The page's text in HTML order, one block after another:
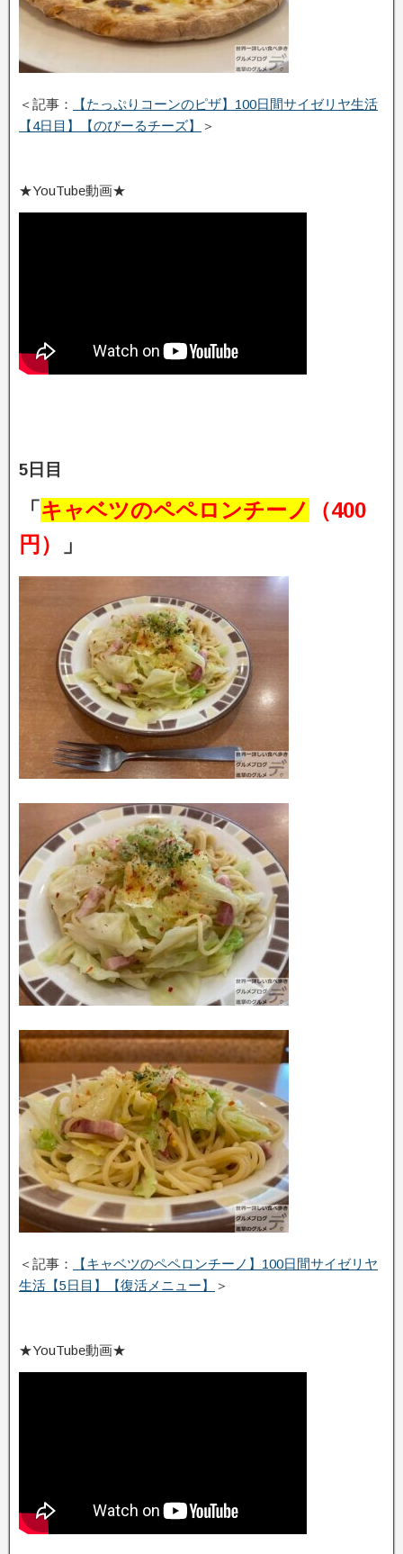
＜記事：
【たっぷりコーンのピザ】100日間サイゼリヤ生活
【4日目】【のびーるチーズ】
＞
★YouTube動画★
5日目
「 キャベツのペペロンチーノ
（400
円）
」
＜記事：
【キャベツのペペロンチーノ】100日間サイゼリヤ
生活【5日目】【復活メニュー】
＞
★YouTube動画★